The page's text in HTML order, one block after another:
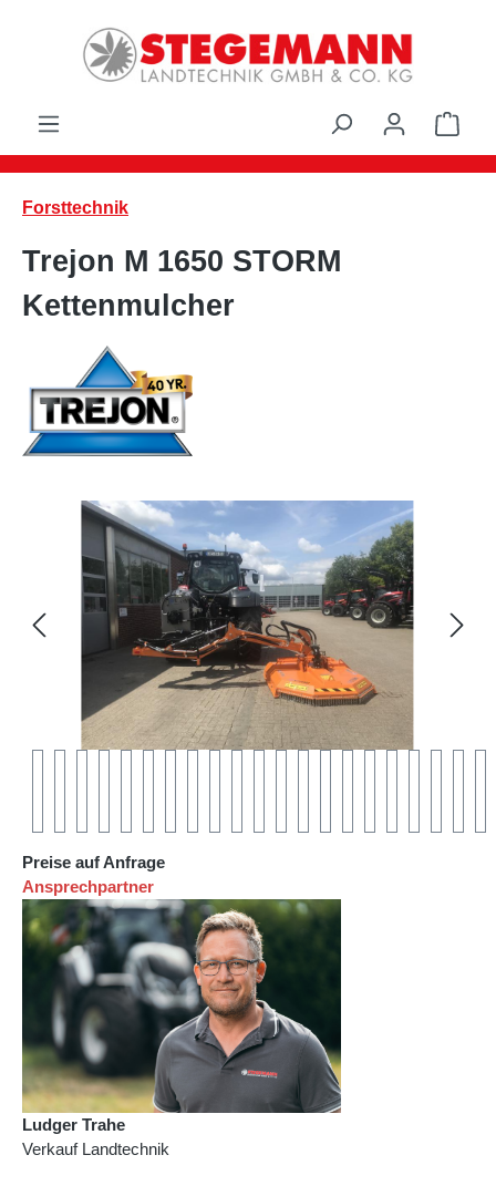
Zum Hauptinhalt springen
Forsttechnik
Trejon M 1650 STORM
Kettenmulcher
Bildergalerie überspringen
Preise auf Anfrage
Ansprechpartner
Ludger Trahe
Verkauf Landtechnik